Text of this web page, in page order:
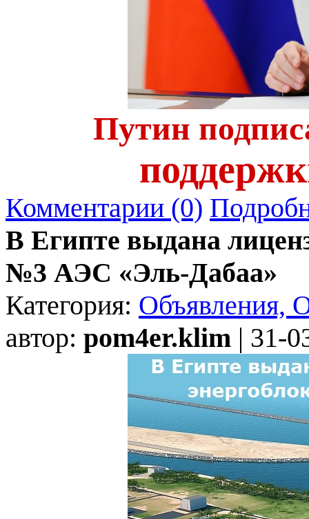
Путин
Комментарии (0)
В Египте выдана
№3 АЭС «Эль-Дабаа»
Категория: Объявления,
автор: pom4er.klim | 31-